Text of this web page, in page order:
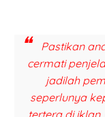
Pastikan
cermati
jadilah
seperlunya